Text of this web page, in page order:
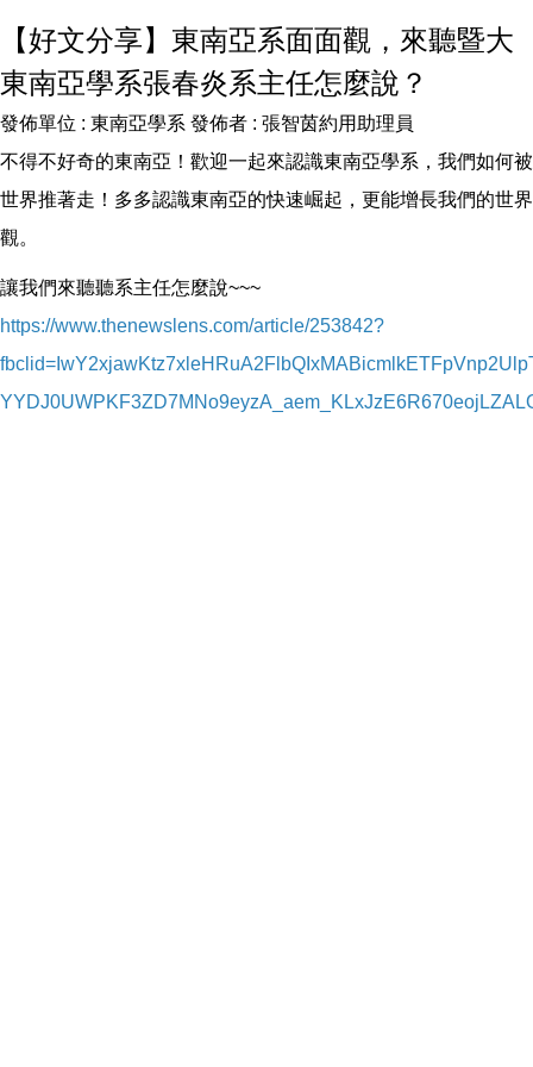
【好文分享】東南亞系面面觀，來聽暨大
東南亞學系張春炎系主任怎麼說？
發佈單位 : 東南亞學系 發佈者 : 張智茵約用助理員
不得不好奇的東南亞！歡迎一起來認識東南亞學系，我們如何被
世界推著走！多多認識東南亞的快速崛起，更能增長我們的世界
觀。
讓我們來聽聽系主任怎麼說~~~
https://www.thenewslens.com/article/253842?